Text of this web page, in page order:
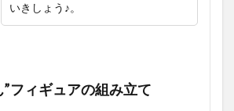
いきしょう♪。
”フィギュアの組み立て